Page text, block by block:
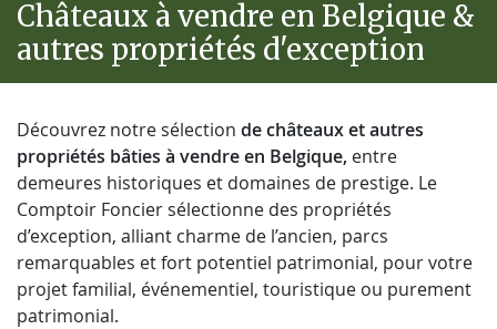
Châteaux à vendre en Belgique &
autres propriétés d'exception
Découvrez notre sélection de châteaux et autres
propriétés bâties à vendre en Belgique, entre
demeures historiques et domaines de prestige. Le
Comptoir Foncier sélectionne des propriétés
d’exception, alliant charme de l’ancien, parcs
remarquables et fort potentiel patrimonial, pour votre
projet familial, événementiel, touristique ou purement
patrimonial.